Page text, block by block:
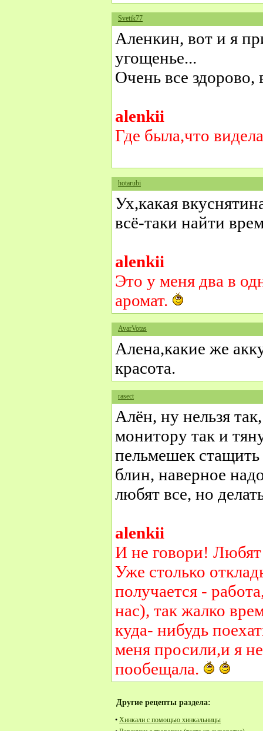
Svetik77
Аленкин, вот и я
угощенье...
Очень все здорово,
alenkii
Где была,что
hotarubi
Ух,какая
всё-таки найти
alenkii
Это у меня два в
аромат.
AvarVotas
Алена,какие же
красота.
rasect
Алён, ну нельзя
монитору так и
пельмешек
блин, наверное
любят все, но
alenkii
И не говори! Любят
Уже столько
получается -
нас), так жалко
куда- нибудь
меня просили,и я
пообещала.
Другие рецепты раздела:
• Хинкали с помощью хинкальницы